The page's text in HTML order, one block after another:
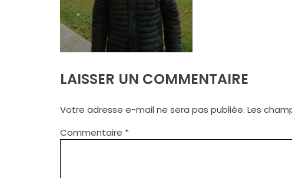
LAISSER UN COMMENTAIRE
Votre adresse e-mail ne sera pas publiée. Les
Commentaire *